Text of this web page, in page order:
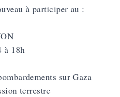
à participer au :
à 18h
sur Gaza
terrestre